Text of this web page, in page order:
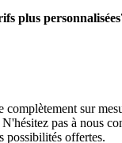
plus
complètement sur
pas à nous
possibilités offertes.